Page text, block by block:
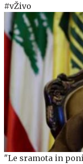
#vŽivo
"Le sramota in